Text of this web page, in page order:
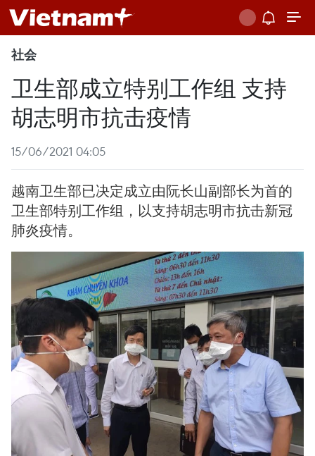
社会
卫生部成立特别工作组 支持
胡志明市抗击疫情
15/06/2021 04:05
越南卫生部已决定成立由阮长山副部长为首的
卫生部特别工作组，以支持胡志明市抗击新冠
肺炎疫情。